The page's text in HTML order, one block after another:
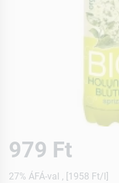
979 Ft
27% ÁFÁ-val , [1958 Ft/l]